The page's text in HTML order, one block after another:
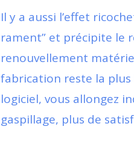
Il y a aussi l’effet
rament” et précipite le
renouvellement
fabrication reste la plus
logiciel, vous allongez
gaspillage, plus de